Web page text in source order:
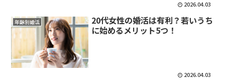
2026.04.03
年齢別婚活
20代女性の婚活は有利？若いうち
に始めるメリット5つ！
2026.04.03